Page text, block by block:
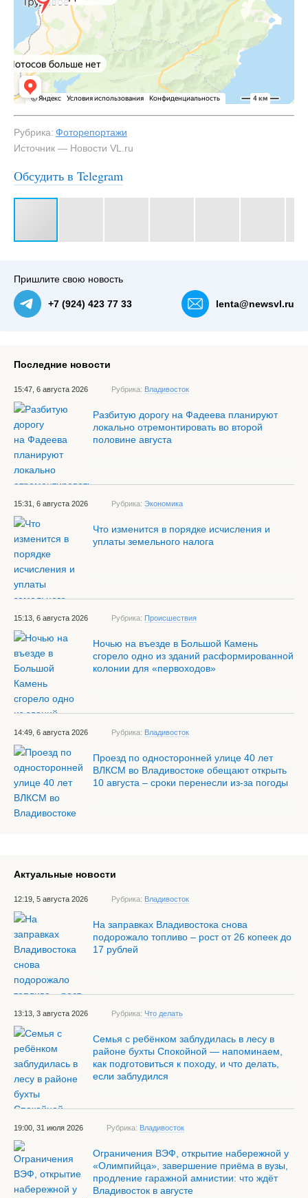
Рубрика: Фоторепортажи
Источник — Новости VL.ru
Обсудить в Telegram
Пришлите свою новость
+7 (924) 423 77 33 lenta@newsvl.ru
Последние новости
15:47, 6 августа 2026 Рубрика: Владивосток
Разбитую дорогу на Фадеева планируют
локально отремонтировать во второй
половине августа
15:31, 6 августа 2026 Рубрика: Экономика
Что изменится в порядке исчисления и
уплаты земельного налога
15:13, 6 августа 2026 Рубрика: Происшествия
Ночью на въезде в Большой Камень
сгорело одно из зданий расформированной
колонии для «первоходов»
14:49, 6 августа 2026 Рубрика: Владивосток
Проезд по односторонней улице 40 лет
ВЛКСМ во Владивостоке обещают открыть
10 августа – сроки перенесли из-за погоды
Актуальные новости
12:19, 5 августа 2026 Рубрика: Владивосток
На заправках Владивостока снова
подорожало топливо – рост от 26 копеек до
17 рублей
13:13, 3 августа 2026 Рубрика: Что делать
Семья с ребёнком заблудилась в лесу в
районе бухты Спокойной — напоминаем,
как подготовиться к походу, и что делать,
если заблудился
19:00, 31 июля 2026 Рубрика: Владивосток
Ограничения ВЭФ, открытие набережной у
«Олимпийца», завершение приёма в вузы,
продление гаражной амнистии: что ждёт
Владивосток в августе